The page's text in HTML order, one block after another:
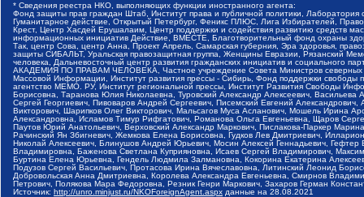
* Сведения реестра НКО, выполняющих функции иностранного агента:
Фонд защиты прав граждан Штаб, Институт права и публичной политики,
Гуманитарное действие, Открытый Петербург, Феникс ПЛЮС, Лига Избирателей,
Крест, Центр Хасдей Ерушалаим, Центр поддержки и содействия развитию средств
информационных инициатив Действие, ВМЕСТЕ, Благотворительный фонд охраны
Так, центр Сова, центр Анна, Проект Апрель, Самарская губерния, Эра здоровья,
защиты СИБАЛЬТ, Уральская правозащитная группа, Женщины Евразии, Рязанский
человека, Дальневосточный центр развития гражданских инициатив и социального
АКАДЕМИЯ ПО ПРАВАМ ЧЕЛОВЕКА, Частное учреждение Совета Министров северных
Массовой Информации, Институт развития прессы - Сибирь, Фонд поддержки
агентство МЕМО. РУ, Институт региональной прессы, Институт Развития Свободы
Борисовна, Таранова Юлия Николаевна, Туровский Александр Алексеевич,
Сергей Георгиевич, Пивоваров Андрей Сергеевич, Писемский Евгений
Викторович, Шарипков Олег Викторович, Мальсагов Муса Асланович, Мошель Ирина
Александровна, Исламов Тимур Рифгатович, Романова Ольга Евгеньевна, Щаров
Паутов Юрий Анатольевич, Верховский Александр Маркович, Пислакова-Паркер
Рачинский Ян Збигневич, Жемкова Елена Борисовна, Гудков Лев Дмитриевич,
Николай Алексеевич, Блинушов Андрей Юрьевич, Мосин Алексей Геннадьевич,
Владимировна, Баженова Светлана Куприяновна, Исаев Сергей Владимирович,
Буртина Елена Юрьевна, Гендель Людмила Залмановна, Кокорина Екатерина
Подузов Сергей Васильевич, Протасова Ирина Вячеславовна, Литинский Леонид
Добровольская Анна Дмитриевна, Королева Александра Евгеньевна, Смирнов
Петрович, Полякова Мара Федоровна, Резник Генри Маркович, Захаров Герман
Источник: http://unro.minjust.ru/NKOForeignAgent.aspx данные на 28.08.2021